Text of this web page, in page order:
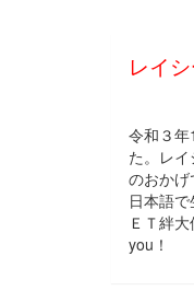
レイ
令和３
た。レ
のおか
日本語
ＥＴ絆
you！